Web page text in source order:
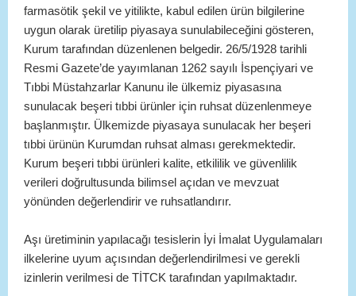
farmasötik şekil ve yitilikte, kabul edilen ürün bilgilerine
uygun olarak üretilip piyasaya sunulabileceğini gösteren,
Kurum tarafından düzenlenen belgedir. 26/5/1928 tarihli
Resmi Gazete’de yayımlanan 1262 sayılı İspençiyari ve
Tıbbi Müstahzarlar Kanunu ile ülkemiz piyasasına
sunulacak beşeri tıbbi ürünler için ruhsat düzenlenmeye
başlanmıştır. Ülkemizde piyasaya sunulacak her beşeri
tıbbi ürünün Kurumdan ruhsat alması gerekmektedir.
Kurum beşeri tıbbi ürünleri kalite, etkililik ve güvenlilik
verileri doğrultusunda bilimsel açıdan ve mevzuat
yönünden değerlendirir ve ruhsatlandırır.
Aşı üretiminin yapılacağı tesislerin İyi İmalat Uygulamaları
ilkelerine uyum açısından değerlendirilmesi ve gerekli
izinlerin verilmesi de TİTCK tarafından yapılmaktadır.